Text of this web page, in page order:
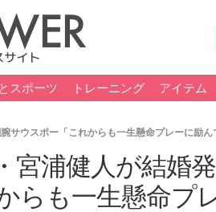
スポーツ トレーニング アイテム
ウスポー「これからも一生懸命プレーに励ん
宮浦健人が結婚
らも一生懸命プ